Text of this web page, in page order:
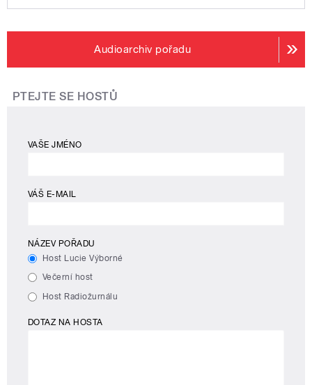
Audioarchiv pořadu
PTEJTE SE HOSTŮ
VAŠE JMÉNO
VÁŠ E-MAIL
NÁZEV POŘADU
Host Lucie Výborné
Večerní host
Host Radiožurnálu
DOTAZ NA HOSTA